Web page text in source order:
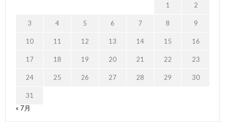
1 2
3 4 5 6 7 8 9
10 11 12 13 14 15 16
17 18 19 20 21 22 23
24 25 26 27 28 29 30
31
« 7月